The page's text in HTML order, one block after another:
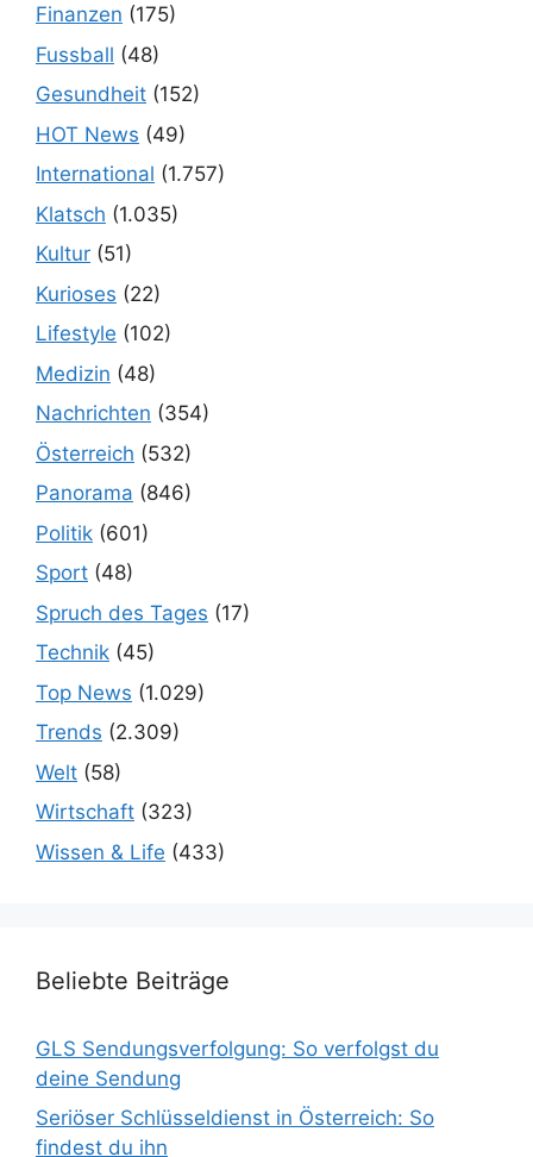
Finanzen (175)
Fussball (48)
Gesundheit (152)
HOT News (49)
International (1.757)
Klatsch (1.035)
Kultur (51)
Kurioses (22)
Lifestyle (102)
Medizin (48)
Nachrichten (354)
Österreich (532)
Panorama (846)
Politik (601)
Sport (48)
Spruch des Tages (17)
Technik (45)
Top News (1.029)
Trends (2.309)
Welt (58)
Wirtschaft (323)
Wissen & Life (433)
Beliebte Beiträge
GLS Sendungsverfolgung: So verfolgst du
deine Sendung
Seriöser Schlüsseldienst in Österreich: So
findest du ihn